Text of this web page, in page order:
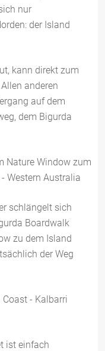
nur
der Island
kann direkt zum
anderen
auf dem
dem Bigurda
schlängelt sich
Boardwalk
zu dem Island
der Weg
ist einfach